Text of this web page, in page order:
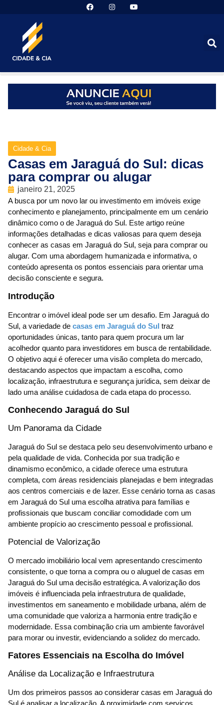
Cidade & Cia
Casas em Jaraguá do Sul: dicas
para comprar ou alugar
janeiro 21, 2025
A busca por um novo lar ou investimento em imóveis exige
conhecimento e planejamento, principalmente em um cenário
dinâmico como o de Jaraguá do Sul. Este artigo reúne
informações detalhadas e dicas valiosas para quem deseja
conhecer as casas em Jaraguá do Sul, seja para comprar ou
alugar. Com uma abordagem humanizada e informativa, o
conteúdo apresenta os pontos essenciais para orientar uma
decisão consciente e segura.
Introdução
Encontrar o imóvel ideal pode ser um desafio. Em Jaraguá do
Sul, a variedade de casas em Jaraguá do Sul traz
oportunidades únicas, tanto para quem procura um lar
acolhedor quanto para investidores em busca de rentabilidade.
O objetivo aqui é oferecer uma visão completa do mercado,
destacando aspectos que impactam a escolha, como
localização, infraestrutura e segurança jurídica, sem deixar de
lado uma análise cuidadosa de cada etapa do processo.
Conhecendo Jaraguá do Sul
Um Panorama da Cidade
Jaraguá do Sul se destaca pelo seu desenvolvimento urbano e
pela qualidade de vida. Conhecida por sua tradição e
dinamismo econômico, a cidade oferece uma estrutura
completa, com áreas residenciais planejadas e bem integradas
aos centros comerciais e de lazer. Esse cenário torna as casas
em Jaraguá do Sul uma escolha atrativa para famílias e
profissionais que buscam conciliar comodidade com um
ambiente propício ao crescimento pessoal e profissional.
Potencial de Valorização
O mercado imobiliário local vem apresentando crescimento
consistente, o que torna a compra ou o aluguel de casas em
Jaraguá do Sul uma decisão estratégica. A valorização dos
imóveis é influenciada pela infraestrutura de qualidade,
investimentos em saneamento e mobilidade urbana, além de
uma comunidade que valoriza a harmonia entre tradição e
modernidade. Essa combinação cria um ambiente favorável
para morar ou investir, evidenciando a solidez do mercado.
Fatores Essenciais na Escolha do Imóvel
Análise da Localização e Infraestrutura
Um dos primeiros passos ao considerar casas em Jaraguá do
Sul é analisar a localização. A proximidade com serviços